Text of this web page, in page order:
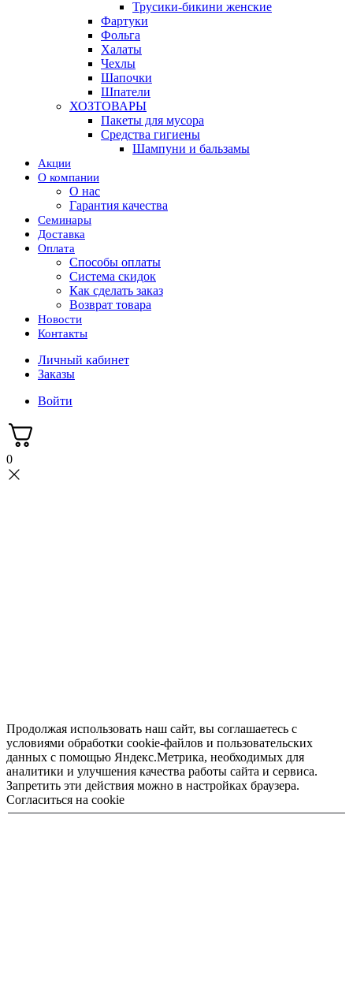
Трусики-бикини женские
Фартуки
Фольга
Халаты
Чехлы
Шапочки
Шпатели
ХОЗТОВАРЫ
Пакеты для мусора
Средства гигиены
Шампуни и бальзамы
Акции
О компании
О нас
Гарантия качества
Семинары
Доставка
Оплата
Способы оплаты
Система скидок
Как сделать заказ
Возврат товара
Новости
Контакты
Личный кабинет
Заказы
Войти
0
Продолжая использовать наш сайт, вы соглашаетесь с
условиями обработки cookie-файлов и пользовательских
данных с помощью Яндекс.Метрика, необходимых для
аналитики и улучшения качества работы сайта и сервиса.
Запретить эти действия можно в настройках браузера.
Согласиться на cookie